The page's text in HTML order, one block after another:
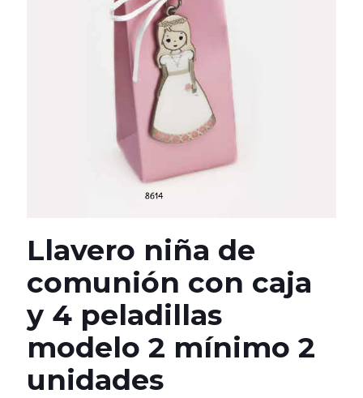
Llavero niña de
comunión con caja
y 4 peladillas
modelo 2 mínimo 2
unidades